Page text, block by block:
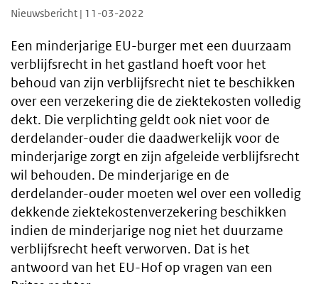
Nieuwsbericht | 11-03-2022
Een minderjarige EU-burger met een duurzaam
verblijfsrecht in het gastland hoeft voor het
behoud van zijn verblijfsrecht niet te beschikken
over een verzekering die de ziektekosten volledig
dekt. Die verplichting geldt ook niet voor de
derdelander-ouder die daadwerkelijk voor de
minderjarige zorgt en zijn afgeleide verblijfsrecht
wil behouden. De minderjarige en de
derdelander-ouder moeten wel over een volledig
dekkende ziektekostenverzekering beschikken
indien de minderjarige nog niet het duurzame
verblijfsrecht heeft verworven. Dat is het
antwoord van het EU-Hof op vragen van een